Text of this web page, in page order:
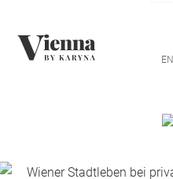
Home
EN